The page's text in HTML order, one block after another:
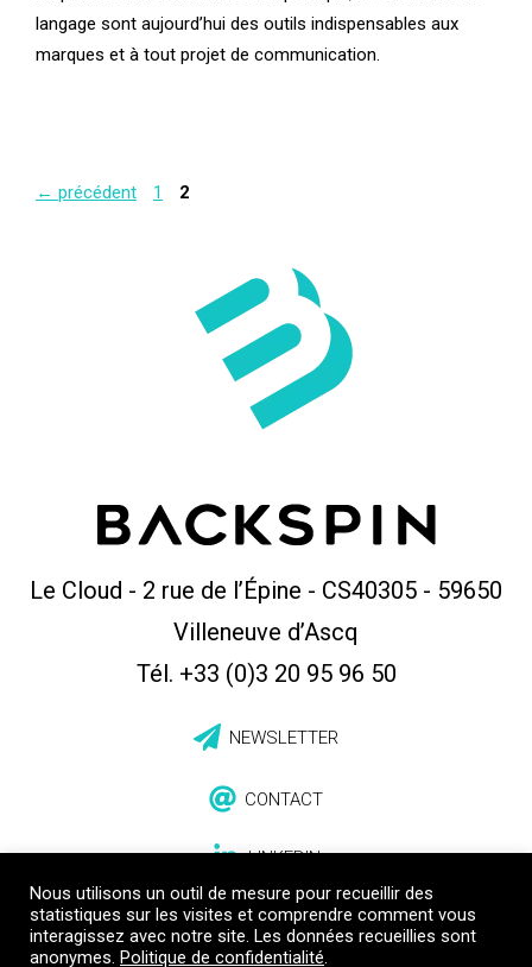
langage sont aujourd’hui des outils indispensables aux
marques et à tout projet de communication.
← précédent Page
1 Page
2
Le Cloud - 2 rue de l’Épine - CS40305 - 59650
Villeneuve d’Ascq
Tél. +33 (0)3 20 95 96 50
NEWSLETTER
CONTACT
LINKEDIN
Nous utilisons un outil de mesure pour recueillir des
statistiques sur les visites et comprendre comment vous
interagissez avec notre site. Les données recueillies sont
anonymes. Politique de confidentialité.